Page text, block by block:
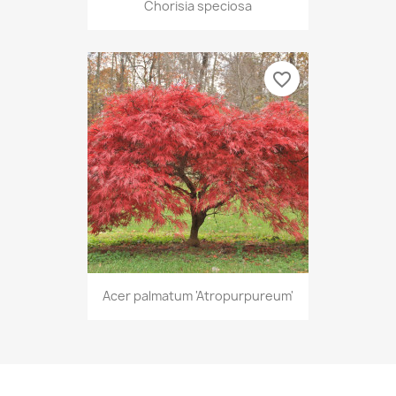
Chorisia speciosa
Acer palmatum 'Atropurpureum'
favorite_border